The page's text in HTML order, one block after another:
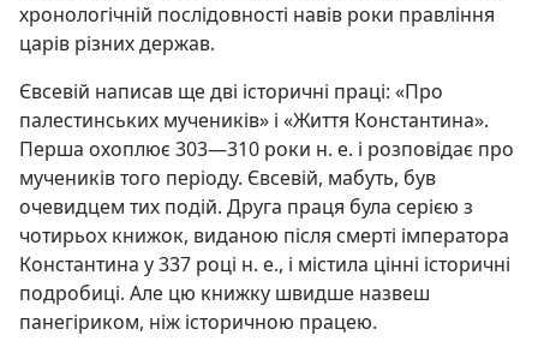
хронологічній послідовності навів роки правління
царів різних держав.
Євсевій написав ще дві історичні праці: «Про
палестинських мучеників» і «Життя Константина».
Перша охоплює 303—310 роки н. е. і розповідає про
мучеників того періоду. Євсевій, мабуть, був
очевидцем тих подій. Друга праця була серією з
чотирьох книжок, виданою після смерті імператора
Константина у 337 році н. е., і містила цінні історичні
подробиці. Але цю книжку швидше назвеш
панегіриком, ніж історичною працею.